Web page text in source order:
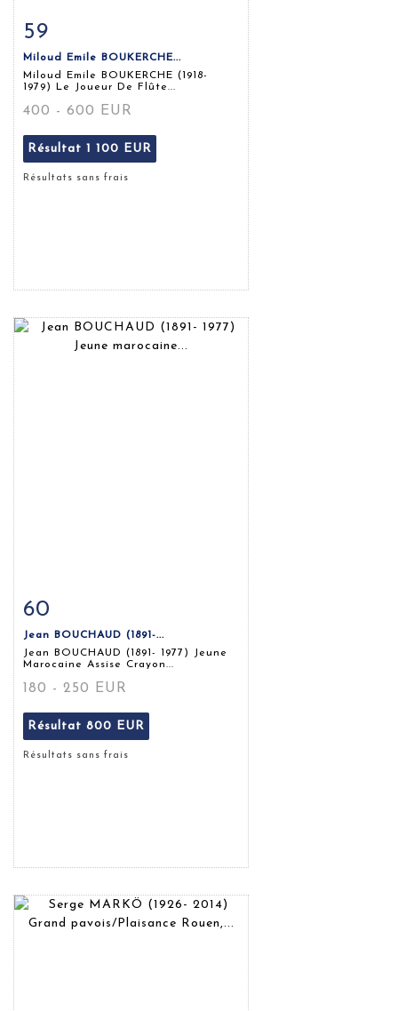
Fiche détaillée
59
Miloud Emile BOUKERCHE...
Miloud Emile BOUKERCHE (1918-
1979) Le Joueur De Flûte...
400 - 600 EUR
Résultat 1 100 EUR
Résultats sans frais
Fiche détaillée
60
Jean BOUCHAUD (1891-...
Jean BOUCHAUD (1891- 1977) Jeune
Marocaine Assise Crayon...
180 - 250 EUR
Résultat 800 EUR
Résultats sans frais